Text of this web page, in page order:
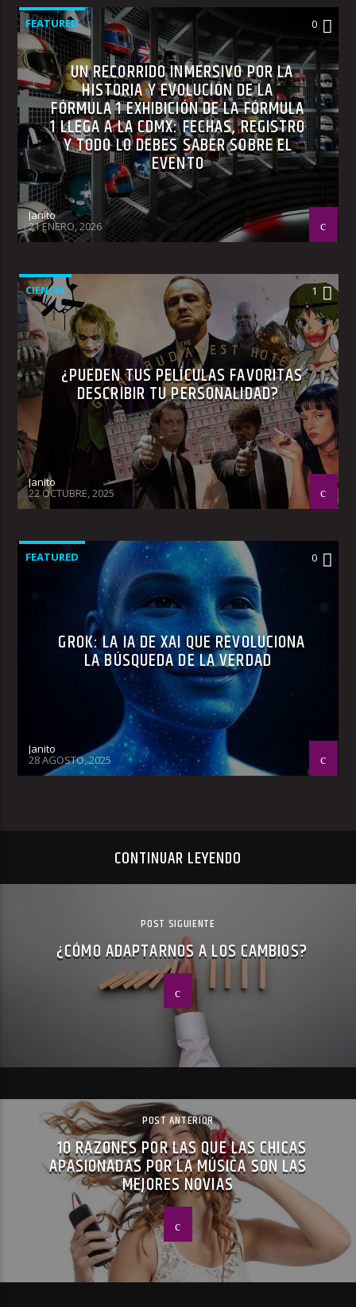
FEATURED 0
UN RECORRIDO INMERSIVO POR LA
HISTORIA Y EVOLUCIÓN DE LA
FÓRMULA 1 EXHIBICIÓN DE LA FÓRMULA
1 LLEGA A LA CDMX: FECHAS, REGISTRO
Y TODO LO DEBES SABER SOBRE EL
EVENTO
Janito
21 ENERO, 2026
CIENCIA 1
¿PUEDEN TUS PELÍCULAS FAVORITAS
DESCRIBIR TU PERSONALIDAD?
Janito
22 OCTUBRE, 2025
FEATURED 0
GROK: LA IA DE XAI QUE REVOLUCIONA
LA BÚSQUEDA DE LA VERDAD
Janito
28 AGOSTO, 2025
CONTINUAR LEYENDO
POST SIGUIENTE
¿CÓMO ADAPTARNOS A LOS CAMBIOS?
POST ANTERIOR
10 RAZONES POR LAS QUE LAS CHICAS
APASIONADAS POR LA MÚSICA SON LAS
MEJORES NOVIAS